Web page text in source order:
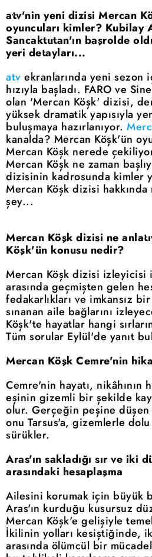
atv'nin yeni dizisi Mercan
oyuncuları kimler? Kubilay
Sancaktutan'ın başrolde
yeri detayları...
atv ekranlarında yeni sezon
hızıyla başladı. FARO ve
olan 'Mercan Köşk' dizisi,
yüksek dramatik yapısıyla
buluşmaya hazırlanıyor.
kanalda? Mercan Köşk'ün
Mercan Köşk nerede
Mercan Köşk ne zaman
dizisinin kadrosunda kimler
Mercan Köşk dizisi
şey...
Mercan Köşk dizisi ne
Köşk'ün konusu nedir?
Mercan Köşk dizisi izleyicisi
arasında geçmişten gelen
fedakarlıkları ve imkansız
sınanan aile bağlarını
Köşk'te hayatlar hangi
Tüm sorular Eylül'de yanıt
Mercan Köşk Cemre'nin
Cemre'nin hayatı, nikâhının
eşinin gizemli bir şekilde
olur. Gerçeğin peşine
onu Tarsus'a, gizemlerle
sürükler.
Aras'ın sakladığı sır ve iki
arasındaki hesaplaşma
Ailesini korumak için büyük
Aras'ın kurduğu kusursuz
Mercan Köşk'e gelişiyle
İkilinin yolları kesiştiğinde,
arasında ölümcül bir